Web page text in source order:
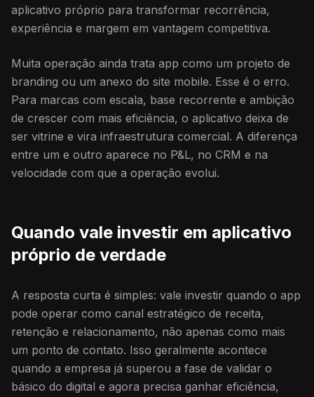
aplicativo próprio para transformar recorrência,
experiência e margem em vantagem competitiva.
Muita operação ainda trata app como um projeto de
branding ou um anexo do site mobile. Esse é o erro.
Para marcas com escala, base recorrente e ambição
de crescer com mais eficiência, o aplicativo deixa de
ser vitrine e vira infraestrutura comercial. A diferença
entre um e outro aparece no P&L, no CRM e na
velocidade com que a operação evolui.
Quando vale investir em aplicativo
próprio de verdade
A resposta curta é simples: vale investir quando o app
pode operar como canal estratégico de receita,
retenção e relacionamento, não apenas como mais
um ponto de contato. Isso geralmente acontece
quando a empresa já superou a fase de validar o
básico do digital e agora precisa ganhar eficiência,